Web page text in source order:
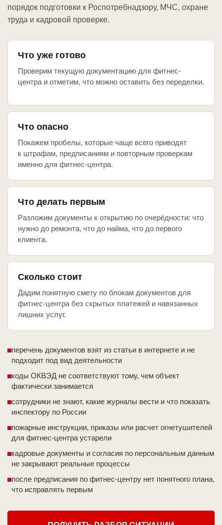
порядок подготовки к Роспотребнадзору, МЧС, охране
труда и кадровой проверке.
Что уже готово
Проверим текущую документацию для фитнес-
центра и отметим, что можно оставить без переделки.
Что опасно
Покажем пробелы, которые чаще всего приводят
к штрафам, предписаниям и повторным проверкам
именно для фитнес-центра.
Что делать первым
Разложим документы к открытию по очерёдности: что
нужно до ремонта, что до найма, что до первого
клиента.
Сколько стоит
Дадим понятную смету по блокам документов для
фитнес-центра без скрытых платежей и навязанных
лишних услуг.
перечень документов взят из статьи в интернете и не
подходит под вид деятельности
коды ОКВЭД не соответствуют тому, чем объект
фактически занимается
сотрудники не знают, какие журналы вести и что показать
инспектору по России
пожарные инструкции, приказы или расчет огнетушителей
для фитнес-центра устарели
кадровые документы и согласия по персональным данным
не закрывают реальные процессы
после предписания по фитнес-центру нет понятного плана,
что исправлять первым